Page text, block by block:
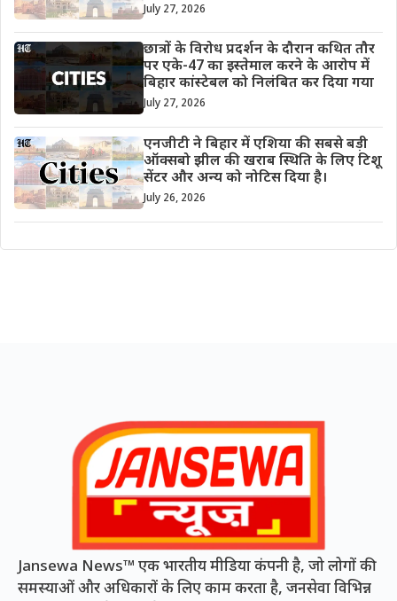
July 27, 2026
छात्रों के विरोध प्रदर्शन के दौरान कथित तौर
पर एके-47 का इस्तेमाल करने के आरोप में
बिहार कांस्टेबल को निलंबित कर दिया गया
July 27, 2026
एनजीटी ने बिहार में एशिया की सबसे बड़ी
ऑक्सबो झील की खराब स्थिति के लिए टिशू
सेंटर और अन्य को नोटिस दिया है।
July 26, 2026
Jansewa News™ एक भारतीय मीडिया कंपनी है, जो लोगों की
समस्याओं और अधिकारों के लिए काम करता है, जनसेवा विभिन्न